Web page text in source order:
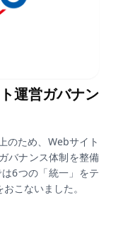
運営ガバナン
のため、Webサイト
バナンス体制を整備
6つの「統一」をテ
こないました。